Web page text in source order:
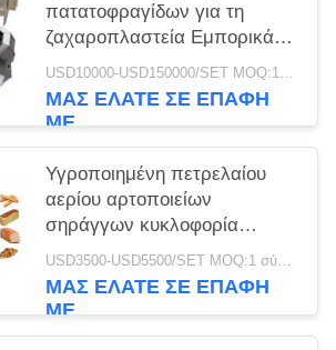
πατατοφραγίδων για τη
ζαχαροπλαστεία Εμπορικά
500 κιλά/ώρα 40 εκατ.
ΜΑΣ ΕΛΆΤΕ ΣΕ ΕΠΑΦΉ
ΜΕ
Υγροποιημένη πετρελαίου
αερίου αρτοποιείων
σηράγγων κυκλοφορία
ζεστού αέρα φούρνων
περιστροφική
USD3500-USD5500/SET MOQ:1 σύνολο
ΜΑΣ ΕΛΆΤΕ ΣΕ ΕΠΑΦΉ
ΜΕ